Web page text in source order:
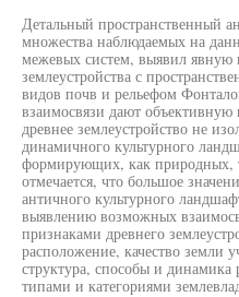
Детальный пространственный
множества наблюдаемых на
межевых систем, выявил явную
землеустройства с
видов почв и рельефом
взаимосвязи дают объективную
древнее землеустройство не
динамичного культурного
формирующих, как природных,
отмечается, что большое
античного культурного
выявлению возможных
признаками древнего
расположение, качество земли
структура, способы и
типами и категориями